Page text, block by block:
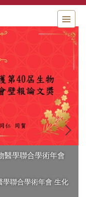
醫學聯合學術年會
學聯合學術年會 生化